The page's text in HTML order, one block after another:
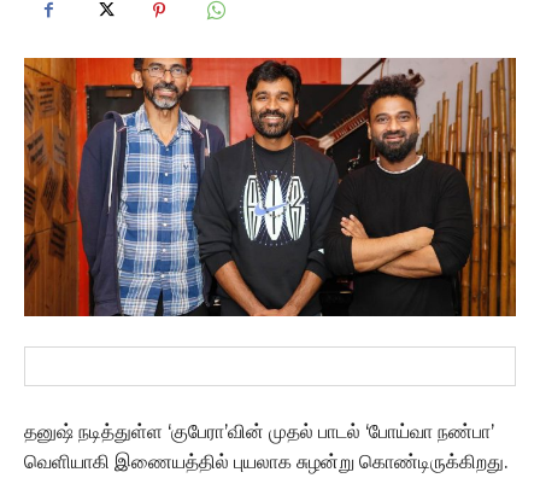
தனுஷ் நடித்துள்ள ‘குபேரா’வின் முதல் பாடல் ‘போய்வா நண்பா’
வெளியாகி இணையத்தில் புயலாக சுழன்று கொண்டிருக்கிறது.